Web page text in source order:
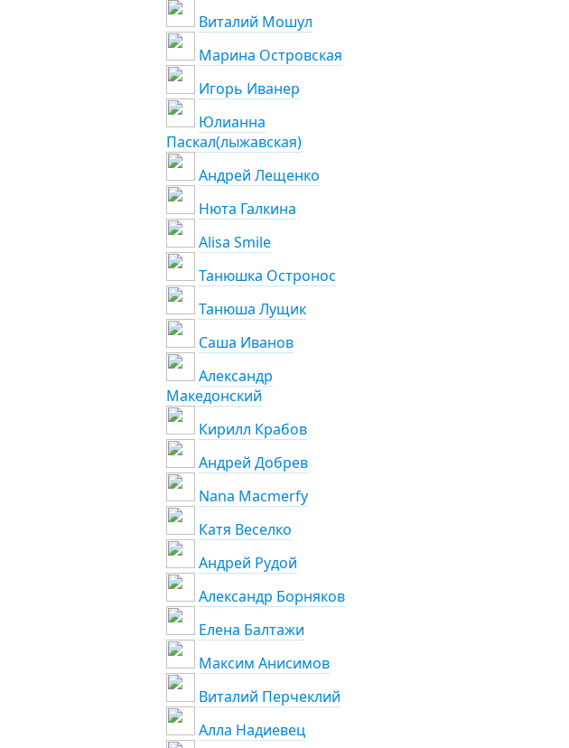
Виталий Мошул
Марина Островская
Игорь Иванер
Юлианна
Паскал(лыжавская)
Андрей Лещенко
Нюта Галкина
Alisa Smile
Танюшка Остронос
Танюша Лущик
Саша Иванов
Александр
Македонский
Кирилл Крабов
Андрей Добрев
Nana Macmerfy
Катя Веселко
Андрей Рудой
Александр Борняков
Елена Балтажи
Максим Анисимов
Виталий Перчеклий
Алла Надиевец